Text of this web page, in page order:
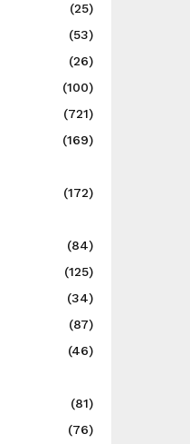
(25)
(53)
(26)
(100)
(721)
(169)
(172)
(84)
(125)
(34)
(87)
(46)
(81)
(76)